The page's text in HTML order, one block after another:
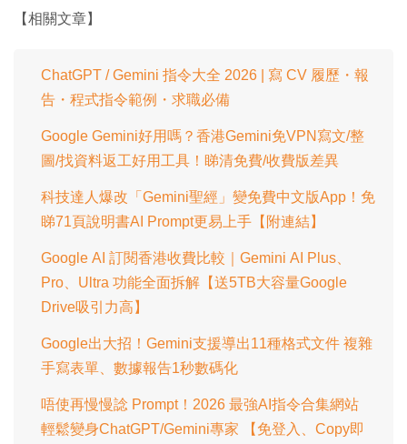
【相關文章】
ChatGPT / Gemini 指令大全 2026 | 寫 CV 履歷・報
告・程式指令範例・求職必備
Google Gemini好用嗎？香港Gemini免VPN寫文/整
圖/找資料返工好用工具！睇清免費/收費版差異
科技達人爆改「Gemini聖經」變免費中文版App！免
睇71頁說明書AI Prompt更易上手【附連結】
Google AI 訂閱香港收費比較｜Gemini AI Plus、
Pro、Ultra 功能全面拆解【送5TB大容量Google
Drive吸引力高】
Google出大招！Gemini支援導出11種格式文件 複雜
手寫表單、數據報告1秒數碼化
唔使再慢慢諗 Prompt！2026 最強AI指令合集網站
輕鬆變身ChatGPT/Gemini專家 【免登入、Copy即